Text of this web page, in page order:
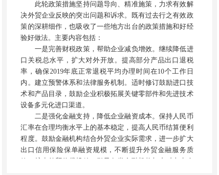
此轮政策措施坚持问题导向、精准施策，力求有效解
决外贸企业反映的突出问题和诉求。既有过去行之有效政
策的深耕细作，也吸收了一些地方出台的政策措施和好经
验好做法。主要内容包括：
一是完善财税政策，帮助企业减负增效。继续降低进
口关税总水平，扩大对外开放。提高部分产品出口退税
率，确保2019年底正常退税平均办理时间在10个工作日
内。建立预警体系和法律服务机制。适时修订鼓励进口技
术和产品目录，鼓励企业积极拓展关键零部件和先进技术
设备多元化进口渠道。
二是强化金融支持，降低企业融资成本。保持人民币
汇率在合理均衡水平上的基本稳定，提高人民币结算便利
程度。鼓励金融机构结合外贸企业实际需求，进一步扩大
出口信用保险保单融资规模，不断提升外贸金融服务质